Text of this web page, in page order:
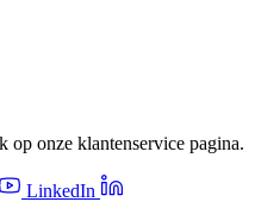
onze klantenservice pagina.
LinkedIn